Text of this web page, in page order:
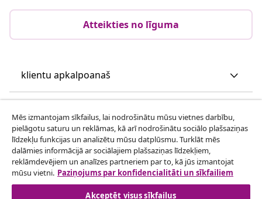
Atteikties no līguma
klientu apkalpoanaš
vidaXL
Apskatiet vairāk
Mēs izmantojam sīkfailus, lai nodrošinātu mūsu vietnes darbību,
pielāgotu saturu un reklāmas, kā arī nodrošinātu sociālo plašsaziņas
līdzekļu funkcijas un analizētu mūsu datplūsmu. Turklāt mēs
dalāmies informācijā ar sociālajiem plašsaziņas līdzekļiem,
reklāmdevējiem un analīzes partneriem par to, kā jūs izmantojat
mūsu vietni. Paziņojums par konfidencialitāti un sīkfailiem
Akceptēt visus sīkfailus